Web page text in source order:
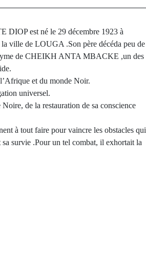
est né le 29 décembre 1923 à
ville de LOUGA .Son père décéda peu de
de CHEIKH ANTA MBACKE ,un des
et du monde Noir.
universel.
de la restauration de sa conscience
à tout faire pour vaincre les obstacles qui
survie .Pour un tel combat, il exhortait la